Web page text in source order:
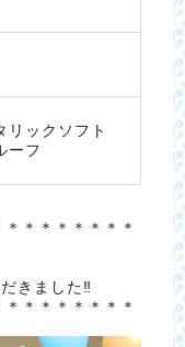
リックソフト
ーフ
＊＊＊＊＊＊＊
きました‼
＊＊＊＊＊＊＊